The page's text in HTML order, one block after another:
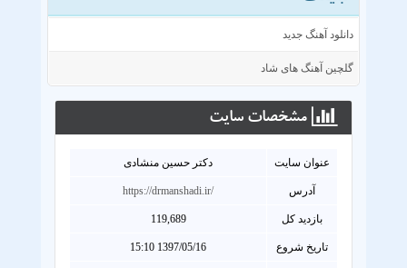
دانلود آهنگ جدید
گلچین آهنگ های شاد
مشخصات سايت
عنوان سايت دکتر حسین منشادی
آدرس https://drmanshadi.ir/
بازدید کل 119,689
تاریخ شروع 1397/05/16 15:10